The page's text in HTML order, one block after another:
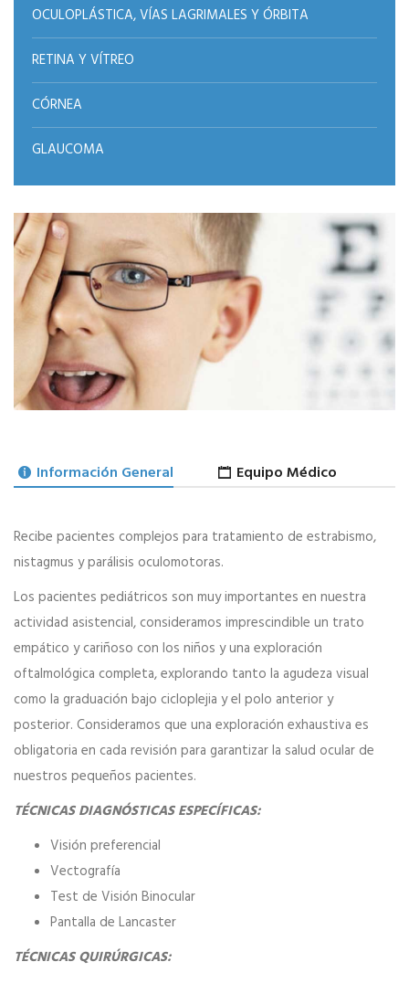
OCULOPLÁSTICA, VÍAS LAGRIMALES Y ÓRBITA
RETINA Y VÍTREO
CÓRNEA
GLAUCOMA
Información General Equipo Médico
Recibe pacientes complejos para tratamiento de estrabismo,
nistagmus y parálisis oculomotoras.
Los pacientes pediátricos son muy importantes en nuestra
actividad asistencial, consideramos imprescindible un trato
empático y cariñoso con los niños y una exploración
oftalmológica completa, explorando tanto la agudeza visual
como la graduación bajo cicloplejia y el polo anterior y
posterior. Consideramos que una exploración exhaustiva es
obligatoria en cada revisión para garantizar la salud ocular de
nuestros pequeños pacientes.
TÉCNICAS DIAGNÓSTICAS ESPECÍFICAS:
Visión preferencial
Vectografía
Test de Visión Binocular
Pantalla de Lancaster
TÉCNICAS QUIRÚRGICAS:
Dr Luque Mialdea
GLAUCOMA/RETINA Y VÍTREO
VÍAS LAGRIMALES Y ÓRBITA
PEDIÁTRICA/ NEURO-OFTALMOLOGÍA
OFTALMOLOGÍA GENERAL Y CIRUGÍA REFRACTIVA
POLO ANTERIOR